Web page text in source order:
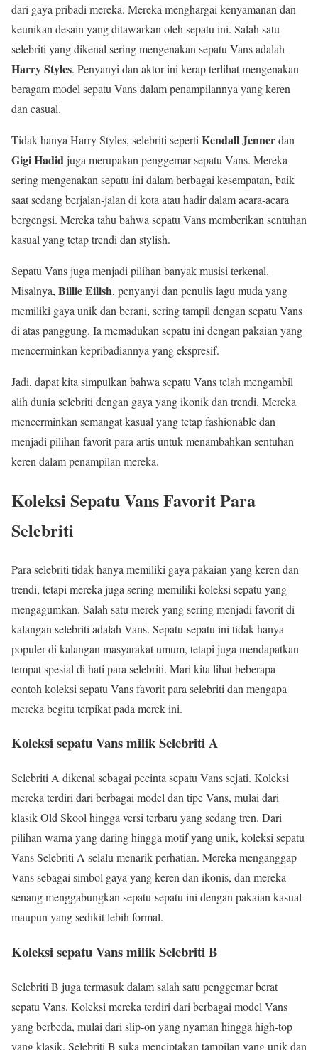
dari gaya pribadi mereka. Mereka menghargai kenyamanan dan
keunikan desain yang ditawarkan oleh sepatu ini. Salah satu
selebriti yang dikenal sering mengenakan sepatu Vans adalah
Harry Styles. Penyanyi dan aktor ini kerap terlihat mengenakan
beragam model sepatu Vans dalam penampilannya yang keren
dan casual.
Tidak hanya Harry Styles, selebriti seperti Kendall Jennerdan
Gigi Hadidjuga merupakan penggemar sepatu Vans. Mereka
sering mengenakan sepatu ini dalam berbagai kesempatan, baik
saat sedang berjalan-jalan di kota atau hadir dalam acara-acara
bergengsi. Mereka tahu bahwa sepatu Vans memberikan sentuhan
kasual yang tetap trendi dan stylish.
Sepatu Vans juga menjadi pilihan banyak musisi terkenal.
Misalnya, Billie Eilish, penyanyi dan penulis lagu muda yang
memiliki gaya unik dan berani, sering tampil dengan sepatu Vans
di atas panggung. Ia memadukan sepatu ini dengan pakaian yang
mencerminkan kepribadiannya yang ekspresif.
Jadi, dapat kita simpulkan bahwa sepatu Vans telah mengambil
alih dunia selebriti dengan gaya yang ikonik dan trendi. Mereka
mencerminkan semangat kasual yang tetap fashionable dan
menjadi pilihan favorit para artis untuk menambahkan sentuhan
keren dalam penampilan mereka.
Koleksi Sepatu Vans Favorit Para
Selebriti
Para selebriti tidak hanya memiliki gaya pakaian yang keren dan
trendi, tetapi mereka juga sering memiliki koleksi sepatu yang
mengagumkan. Salah satu merek yang sering menjadi favorit di
kalangan selebriti adalah Vans. Sepatu-sepatu ini tidak hanya
populer di kalangan masyarakat umum, tetapi juga mendapatkan
tempat spesial di hati para selebriti. Mari kita lihat beberapa
contoh koleksi sepatu Vans favorit para selebriti dan mengapa
mereka begitu terpikat pada merek ini.
Koleksi sepatu Vans milik Selebriti A
Selebriti A dikenal sebagai pecinta sepatu Vans sejati. Koleksi
mereka terdiri dari berbagai model dan tipe Vans, mulai dari
klasik Old Skool hingga versi terbaru yang sedang tren. Dari
pilihan warna yang daring hingga motif yang unik, koleksi sepatu
Vans Selebriti A selalu menarik perhatian. Mereka menganggap
Vans sebagai simbol gaya yang keren dan ikonis, dan mereka
senang menggabungkan sepatu-sepatu ini dengan pakaian kasual
maupun yang sedikit lebih formal.
Koleksi sepatu Vans milik Selebriti B
Selebriti B juga termasuk dalam salah satu penggemar berat
sepatu Vans. Koleksi mereka terdiri dari berbagai model Vans
yang berbeda, mulai dari slip-on yang nyaman hingga high-top
yang klasik. Selebriti B suka menciptakan tampilan yang unik dan